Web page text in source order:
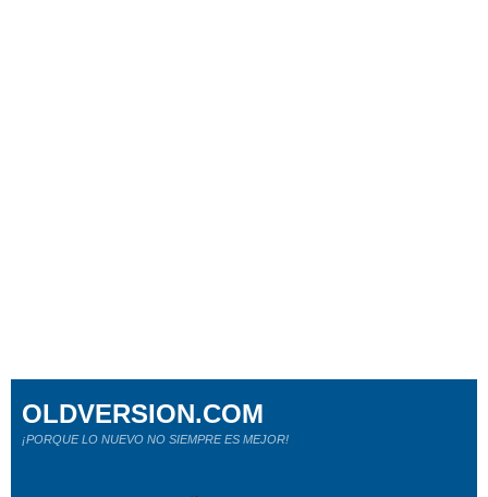
OLDVERSION.COM
¡PORQUE LO NUEVO NO SIEMPRE ES MEJOR!